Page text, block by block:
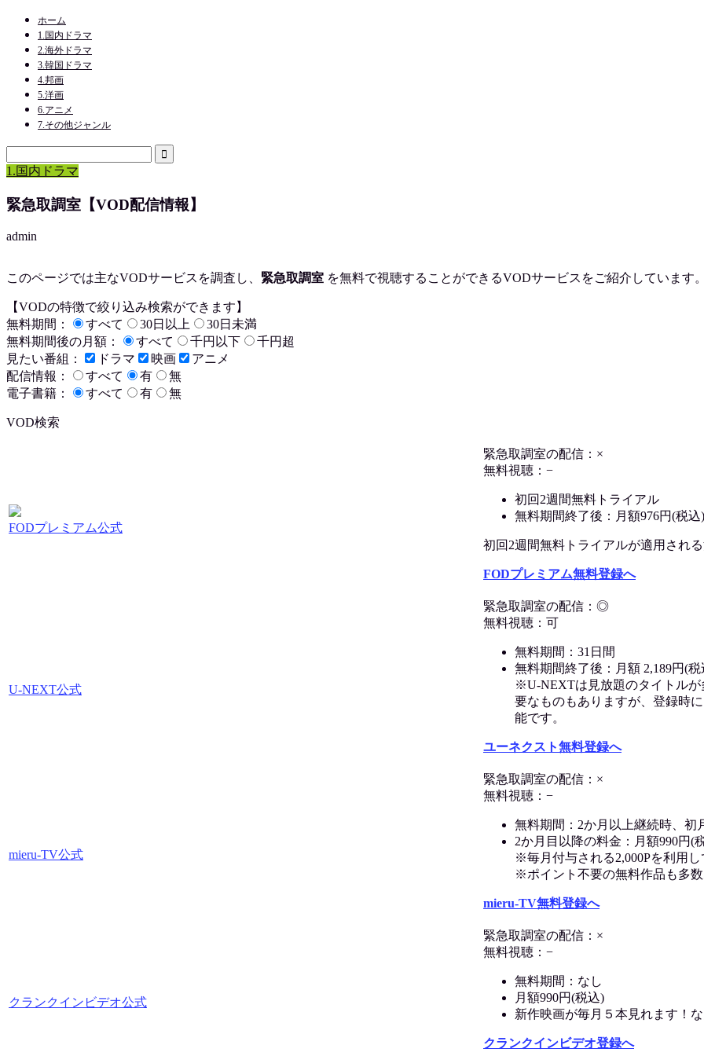
ホーム
1.国内ドラマ
2.海外ドラマ
3.韓国ドラマ
4.邦画
5.洋画
6.アニメ
7.その他ジャンル
1.国内ドラマ
緊急取調室【VOD配信情報】
admin
このページでは主なVODサービスを調査し、 緊急取調室 を無料で視聴することができるVODサービスをご紹介しています
【VODの特徴で絞り込み検索ができます】
無料期間：
すべて 30日以上
30日未満
無料期間後の月額：
すべて 千円以下
千円超
見たい番組：
ドラマ 映画
アニメ
配信情報：
すべて 有
無
電子書籍：
すべて 有 無
VOD検索
FODプレミアム公式
緊急取調室の配信：×
無料視聴：−
初回2週間無料トライアル
無料期間終了後：月額976円(税込)
初回2週間無料トライアルが適用され
FODプレミアム無料登録へ
U-NEXT公式
緊急取調室の配信：◎
無料視聴：可
無料期間：31日間
無料期間終了後：月額 2,189円(税
※U-NEXTは見放題のタイトル
要なものもありますが、登録時
能です。
ユーネクスト無料登録へ
mieru-TV公式
緊急取調室の配信：×
無料視聴：−
無料期間：2か月以上継続時、初
2か月目以降の料金：月額990円(
※毎月付与される2,000Pを利用
※ポイント不要の無料作品も多
mieru-TV無料登録へ
クランクインビデオ公式
緊急取調室の配信：×
無料視聴：−
無料期間：なし
月額990円(税込)
新作映画が毎月５本見れます！
クランクインビデオ登録へ